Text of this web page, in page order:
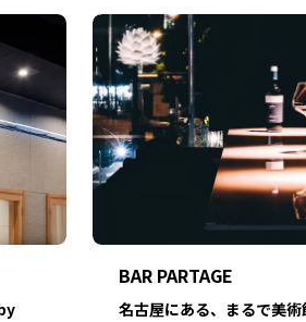
BAR PARTAGE
名古屋にある、まるで美